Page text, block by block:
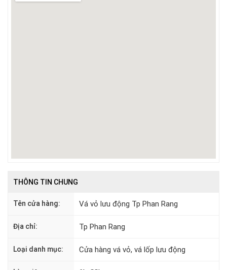
THÔNG TIN CHUNG
Tên cửa hàng: Vá vỏ lưu động Tp Phan Rang
Địa chỉ: Tp Phan Rang
Loại danh mục: Cửa hàng vá vỏ, vá lốp lưu động